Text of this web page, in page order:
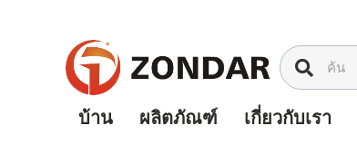
บ้าน ผลิตภัณฑ์ เกี่ยวกับเรา